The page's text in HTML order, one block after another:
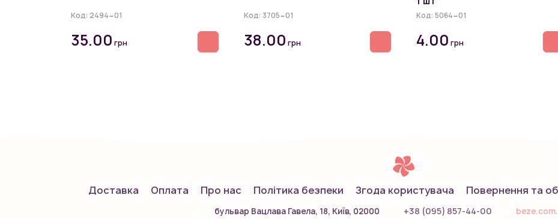
Код: 2494~01
35.00 грн
Код: 3705~01
38.00 грн
Код: 5064~01
4.00 грн
Доставка Оплата Про нас Політика безпеки Згода користувача Повернення та
бульвар Вацлава Гавела, 18, Київ, 02000 +38 (095) 857-44-00